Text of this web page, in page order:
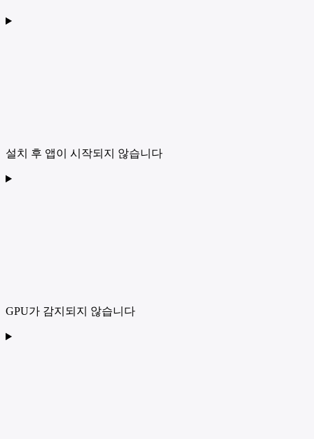
설치 후 앱이 시작되지 않습니다
GPU가 감지되지 않습니다